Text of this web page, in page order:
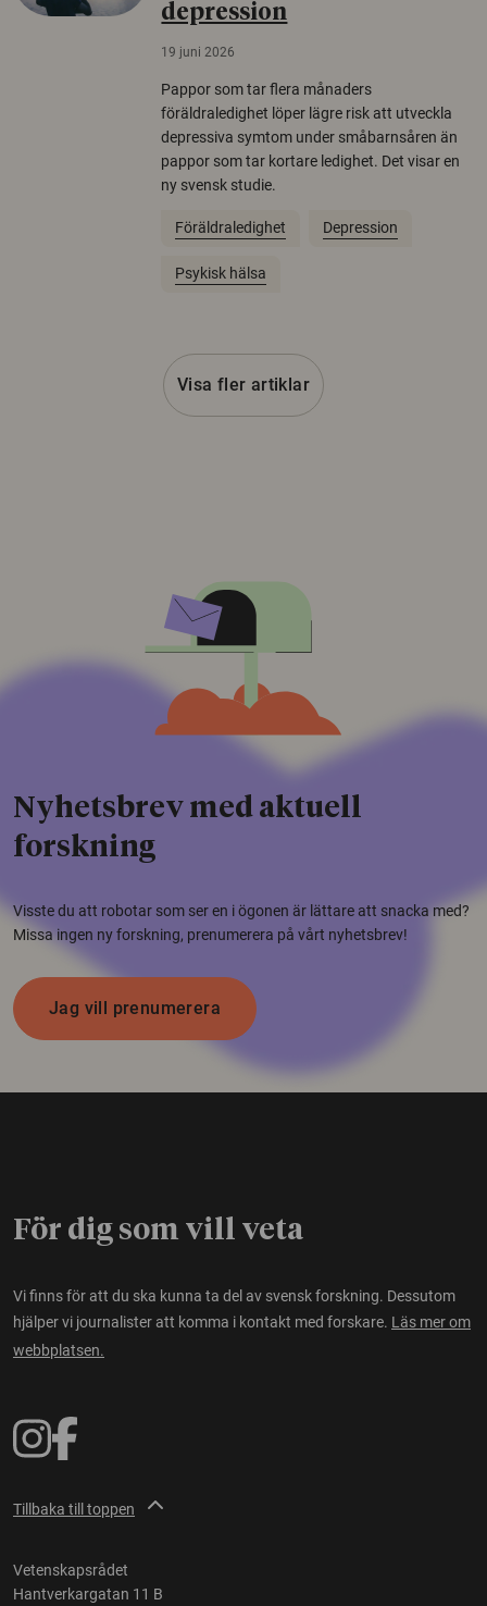
depression
19 juni 2026
Pappor som tar flera månaders
föräldraledighet löper lägre risk att utveckla
depressiva symtom under småbarnsåren än
pappor som tar kortare ledighet. Det visar en
ny svensk studie.
Föräldraledighet Depression
Psykisk hälsa
Visa fler artiklar
Nyhetsbrev med aktuell
forskning
Visste du att robotar som ser en i ögonen är lättare att snacka med?
Missa ingen ny forskning, prenumerera på vårt nyhetsbrev!
Jag vill prenumerera
För dig som vill veta
Vi finns för att du ska kunna ta del av svensk forskning. Dessutom
hjälper vi journalister att komma i kontakt med forskare. Läs mer om
webbplatsen.
Tillbaka till toppen
Vetenskapsrådet
Hantverkargatan 11 B